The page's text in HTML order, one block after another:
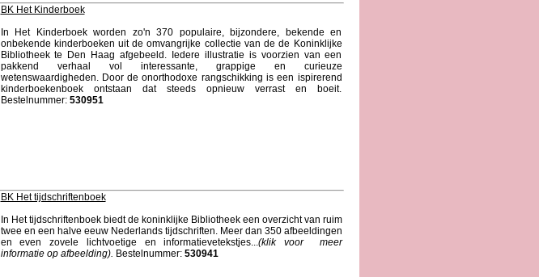
BK Het Kinderboek
In Het Kinderboek worden zo'n 370 populaire, bijzondere, bekende en
onbekende kinderboeken uit de omvangrijke collectie van de de Koninklijke
Bibliotheek te Den Haag afgebeeld. Iedere illustratie is voorzien van een
pakkend verhaal vol interessante, grappige en curieuze
wetenswaardigheden. Door de onorthodoxe rangschikking is een ispirerend
kinderboekenboek ontstaan dat steeds opnieuw verrast en boeit.
Bestelnummer: 530951
BK Het tijdschriftenboek
In Het tijdschriftenboek biedt de koninklijke Bibliotheek een overzicht van ruim
twee en een halve eeuw Nederlands tijdschriften. Meer dan 350 afbeeldingen
en even zovele lichtvoetige en informatievetekstjes...(klik voor meer
informatie op afbeelding). Bestelnummer:530941